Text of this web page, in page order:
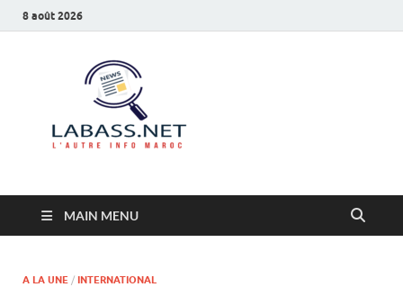
8 août 2026
MAIN MENU
A LA UNE / INTERNATIONAL